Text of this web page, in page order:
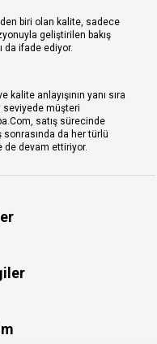
biri olan kalite, sadece
geliştirilen bakış
da ifade ediyor.
anlayışının yanı sıra
seviyede müşteri
satış sürecinde
da her türlü
de devam ettiriyor.